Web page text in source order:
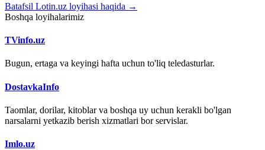
Batafsil Lotin.uz loyihasi haqida →
Boshqa loyihalarimiz
TVinfo.uz
Bugun, ertaga va keyingi hafta uchun to'liq teledasturlar.
DostavkaInfo
Taomlar, dorilar, kitoblar va boshqa uy uchun kerakli bo'lgan
narsalarni yetkazib berish xizmatlari bor servislar.
Imlo.uz